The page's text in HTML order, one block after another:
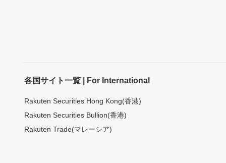
各国サイト一覧 | For International
Rakuten Securities Hong Kong(香港)
Rakuten Securities Bullion(香港)
Rakuten Trade(マレーシア)